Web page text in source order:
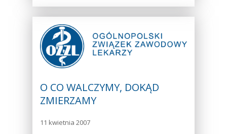
O CO WALCZYMY, DOKĄD
ZMIERZAMY
11 kwietnia 2007